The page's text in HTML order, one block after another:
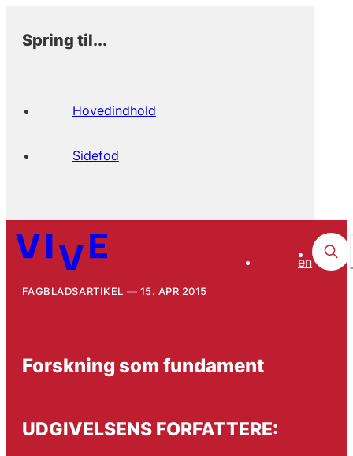
Spring til...
Hovedindhold
Sidefod
en
FAGBLADSARTIKEL 15. APR 2015
Forskning som fundament
UDGIVELSENS FORFATTERE: